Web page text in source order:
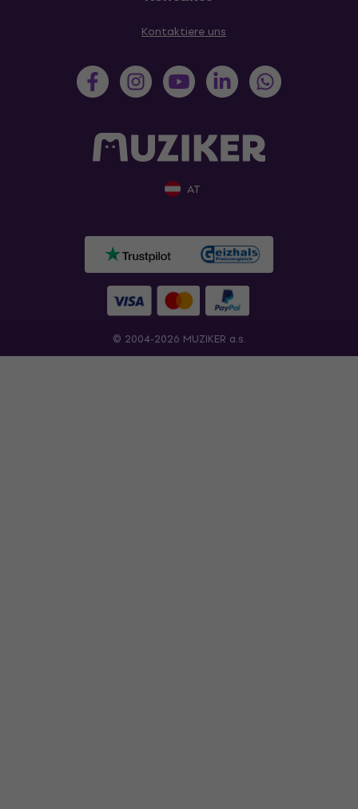
Kontaktiere uns
AT
© 2004-2026 MUZIKER a.s.